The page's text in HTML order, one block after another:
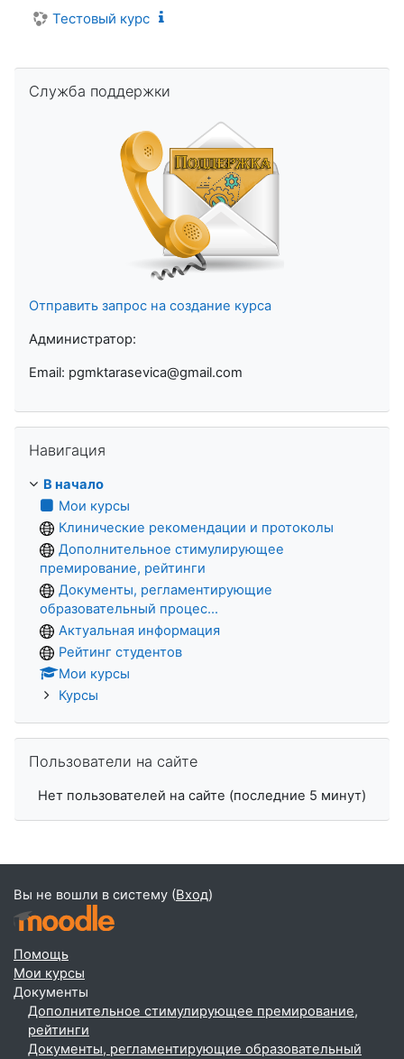
Тестовый курс
Служба поддержки
Отправить запрос на создание курса
Администратор:
Email: pgmktarasevica@gmail.com
Навигация
В начало
Мои курсы
Клинические рекомендации и протоколы
Дополнительное стимулирующее
премирование, рейтинги
Документы, регламентирующие
образовательный процес...
Актуальная информация
Рейтинг студентов
Мои курсы
Курсы
Пользователи на сайте
Нет пользователей на сайте (последние 5 минут)
Вы не вошли в систему (Вход)
Помощь
Мои курсы
Документы
Дополнительное стимулирующее премирование,
рейтинги
Документы, регламентирующие образовательный